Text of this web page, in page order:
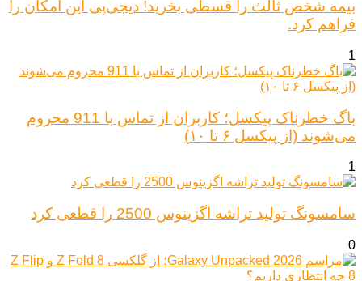
بیمه شخص ثالث را قسطی بخرید! دیجی‌پی این امکان را
فراهم کرد.
1
باگ خطرناک پیکسل؛ کاربران از تماس با 911 محروم
می‌شوند (از پیکسل ۶ تا ۱۰)
1
سامسونگ تولید تراشه اگزینوس 2500 را قطعی کرد
0